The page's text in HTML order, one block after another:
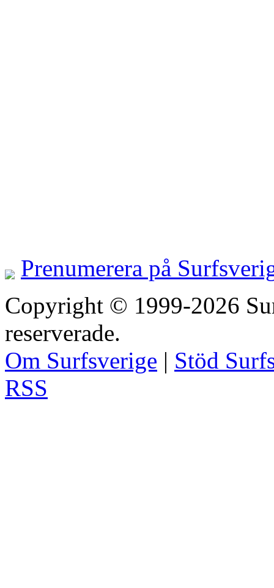
Prenumerera på
Copyright © 1999-2026
reserverade.
Om Surfsverige | Stöd
RSS